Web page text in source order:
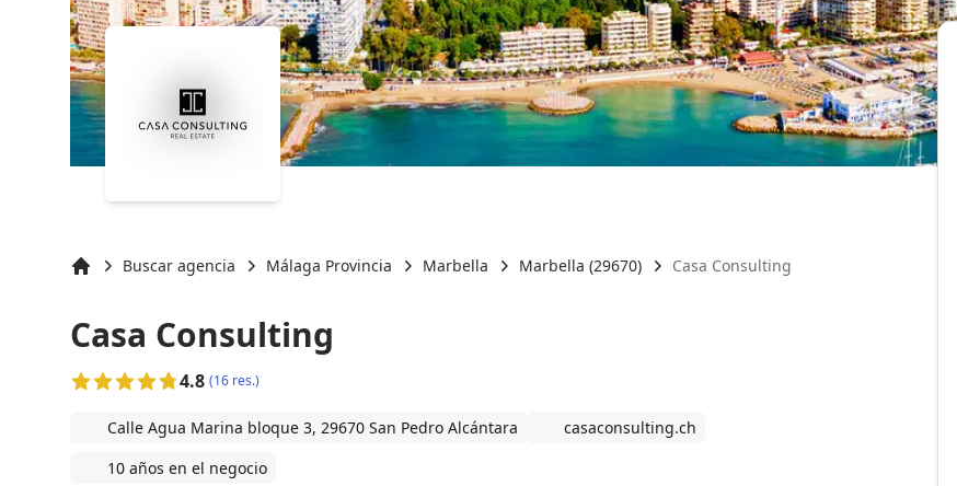
Buscar agencia Málaga Provincia Marbella Marbella (29670) Casa Consulting
Casa Consulting
4.8 (16 res.)
Calle Agua Marina bloque 3, 29670 San Pedro Alcántara
casaconsulting.ch
10 años en el negocio